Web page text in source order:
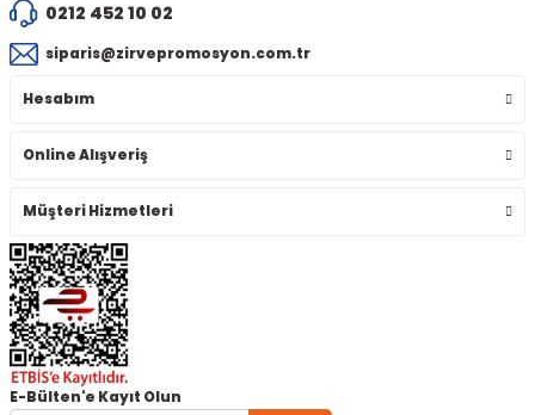
0212 452 10 02
siparis@zirvepromosyon.com.tr
Hesabım
Online Alışveriş
Müşteri Hizmetleri
E-Bülten'e Kayıt Olun